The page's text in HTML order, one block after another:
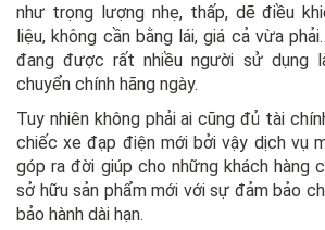
như trọng lượng nhẹ, thấp, dẽ điều
liệu, không cần bằng lái, giá cả vừa
đang được rất nhiều người sử dụng
chuyển chính hãng ngày.
Tuy nhiên không phải ai cũng đủ tài
chiếc xe đạp điện mới bởi vậy dịch vụ
góp ra đời giúp cho những khách hàng
sở hữu sản phẩm mới với sự đảm bảo
bảo hành dài hạn.